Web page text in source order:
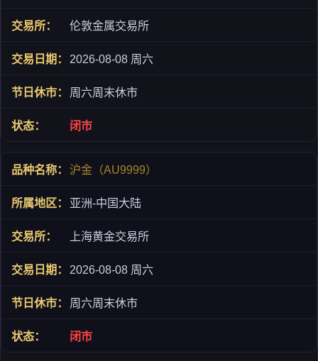
伦敦金属交易所
2026-08-08 周六
周六周末休市
闭市
沪金（AU9999）
亚洲-中国大陆
上海黄金交易所
2026-08-08 周六
周六周末休市
闭市